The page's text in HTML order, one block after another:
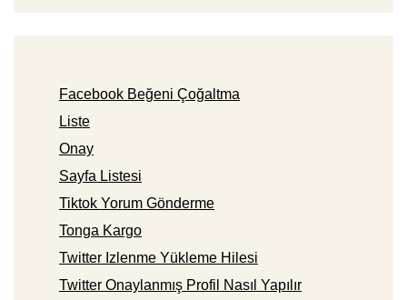
Facebook Beğeni Çoğaltma
Liste
Onay
Sayfa Listesi
Tiktok Yorum Gönderme
Tonga Kargo
Twitter Izlenme Yükleme Hilesi
Twitter Onaylanmış Profil Nasıl Yapılır